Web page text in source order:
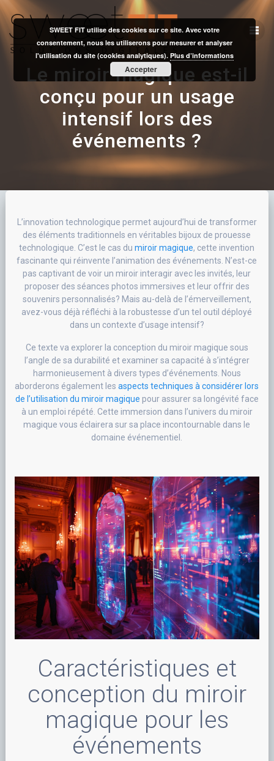
Skip
to
content
Le miroir magique est-il
conçu pour un usage
intensif lors des
événements ?
L’innovation technologique permet aujourd’hui de transformer
des éléments traditionnels en véritables bijoux de prouesse
technologique. C’est le cas dumiroir magique, cette invention
fascinante qui réinvente l’animation des événements. N’est-ce
pas captivant de voir un miroir interagir avec les invités, leur
proposer des séances photos immersives et leur offrir des
souvenirs personnalisés? Mais au-delà de l’émerveillement,
avez-vous déjà réfléchi à la robustesse d’un tel outil déployé
dans un contexte d’usage intensif?
Ce texte va explorer la conception du miroir magique sous
l’angle de sa durabilité et examiner sa capacité à s’intégrer
harmonieusement à divers types d’événements. Nous
aborderons également lesaspects techniques à considérer lors
de l’utilisation du miroir magique pour assurer sa longévité face
à un emploi répété. Cette immersion dans l’univers du miroir
magique vous éclairera sur sa place incontournable dans le
domaine événementiel.
Caractéristiques et
conception du miroir
magique pour les
événements
SWEET FIT utilise des cookies sur ce site. Avec votre
consentement, nous les utiliserons pour mesurer et analyser
l'utilisation du site (cookies analytiques).Plus d’informations
Accepter